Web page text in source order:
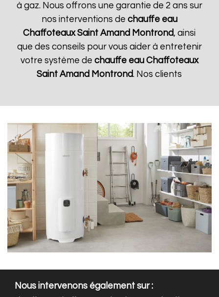
à gaz. Nous offrons une garantie de 2 ans sur
nos interventions de chauffe eau
Chaffoteaux Saint Amand Montrond, ainsi
que des conseils pour vous aider à entretenir
votre système de chauffe eau Chaffoteaux
Saint Amand Montrond. Nos clients
Nous intervenons également sur :